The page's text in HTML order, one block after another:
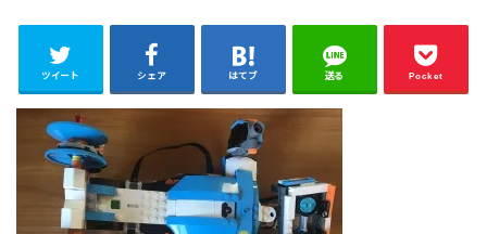
ツイート シェア はてブ 送る Pocket